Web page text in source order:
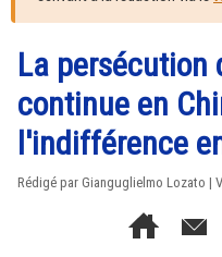
La persécution
continue en
l'indifférence
Rédigé par Gianguglielmo Lozato |